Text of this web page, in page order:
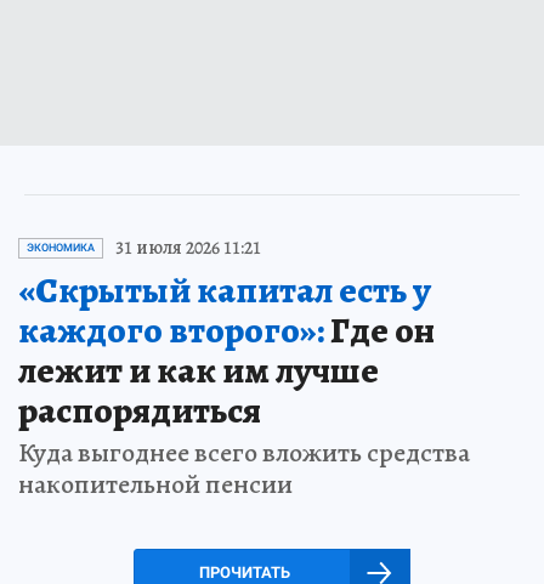
ЭКОНОМИКА 31 июля 2026 11:21
«Скрытый капитал есть у
каждого второго»:Где он
лежит и как им лучше
распорядиться
Куда выгоднее всего вложить средства
накопительной пенсии
ПРОЧИТАТЬ